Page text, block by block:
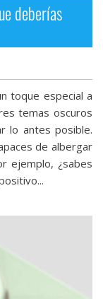
deberías
toque especial a
temas oscuros
lo antes posible.
de albergar
ejemplo, ¿sabes